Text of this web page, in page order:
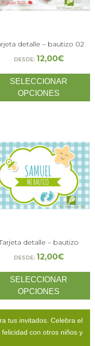
detalle – bautizo 02
DESDE: 12,00€
SELECCIONAR
OPCIONES
detalle – bautizo
DESDE: 12,00€
SELECCIONAR
OPCIONES
tus invitados. Celebra el
con otros niños y